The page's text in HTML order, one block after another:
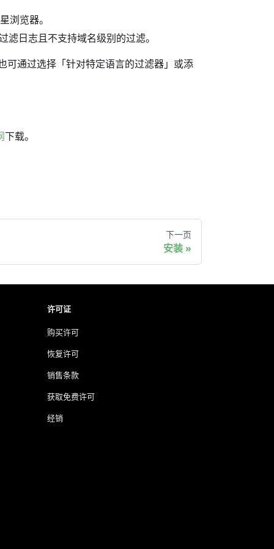
浏览器。
日志且不支持域名级别的过滤。
可通过选择「针对特定语言的过滤器」或添
下载。
下一页
安装
许可证
购买许可
恢复许可
销售条款
获取免费许可
经销